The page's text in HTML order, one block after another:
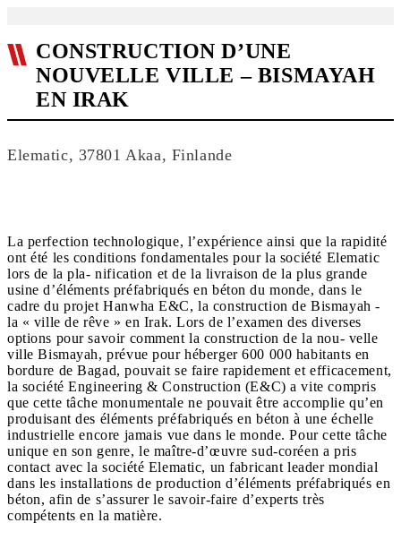
CONSTRUCTION D’UNE
NOUVELLE VILLE – BISMAYAH
EN IRAK
Elematic, 37801 Akaa, Finlande
La perfection technologique, l’expérience ainsi que la rapidité
ont été les conditions fondamentales pour la société Elematic
lors de la pla- nification et de la livraison de la plus grande
usine d’éléments préfabriqués en béton du monde, dans le
cadre du projet Hanwha E&C, la construction de Bismayah -
la « ville de rêve » en Irak. Lors de l’examen des diverses
options pour savoir comment la construction de la nou- velle
ville Bismayah, prévue pour héberger 600 000 habitants en
bordure de Bagad, pouvait se faire rapidement et efficacement,
la société Engineering & Construction (E&C) a vite compris
que cette tâche monumentale ne pouvait être accomplie qu’en
produisant des éléments préfabriqués en béton à une échelle
industrielle encore jamais vue dans le monde. Pour cette tâche
unique en son genre, le maître-d’œuvre sud-coréen a pris
contact avec la société Elematic, un fabricant leader mondial
dans les installations de production d’éléments préfabriqués en
béton, afin de s’assurer le savoir-faire d’experts très
compétents en la matière.